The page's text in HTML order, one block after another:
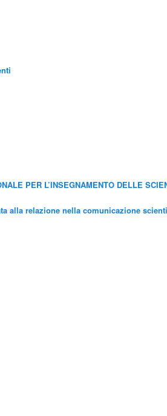
PER L’INSEGNAMENTO DELLE
alla relazione nella comunicazione